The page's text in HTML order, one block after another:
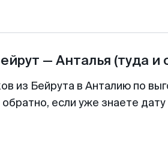
— Анталья (туда и
из Бейрута в Анталию по
если уже знаете